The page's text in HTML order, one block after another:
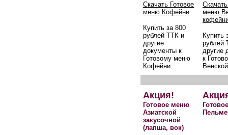
Скачать Готовое
меню Кофейни
Купить за 800
рублей ТТК и
другие
документы к
Готовому меню
Кофейни
меню
Купить
рублей
другие
к
Акция!
Готовое меню
Азиатской
закусочной
(лапша, вок)